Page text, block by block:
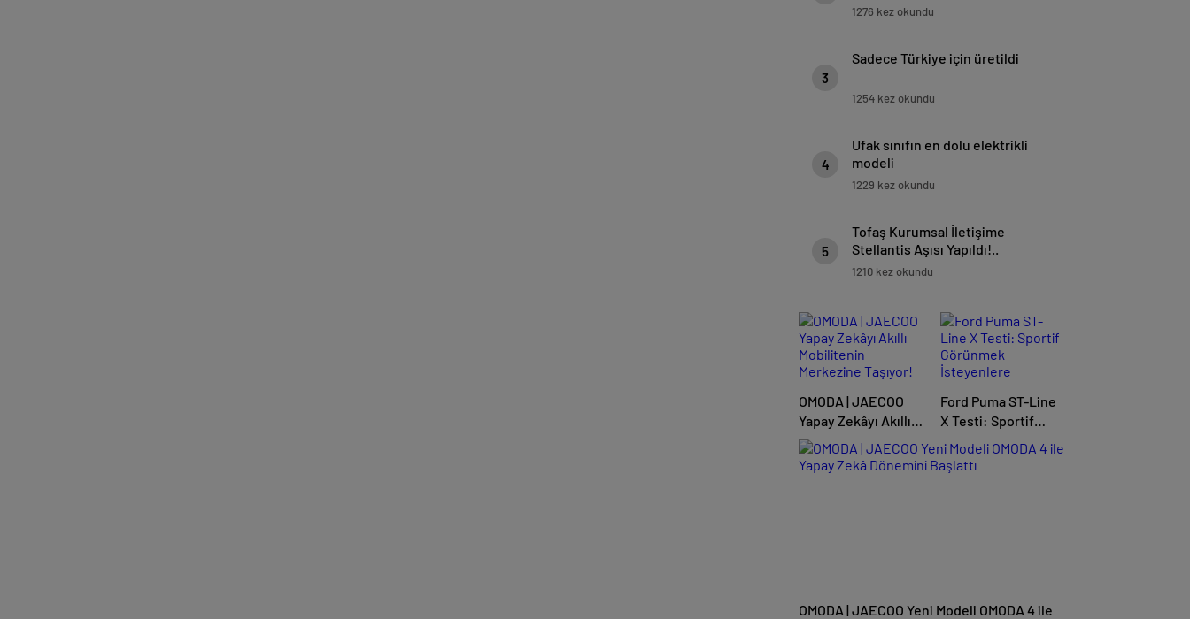
1276 kez okundu
3
Sadece Türkiye için üretildi
1254 kez okundu
4
Ufak sınıfın en dolu elektrikli
modeli
1229 kez okundu
5
Tofaş Kurumsal İletişime
Stellantis Aşısı Yapıldı!..
1210 kez okundu
OMODA | JAECOO
Yapay Zekâyı Akıllı
Mobilitenin
Merkezine Taşıyor!
Ford Puma ST-Line
X Testi: Sportif
Görünmek
İsteyenlere
OMODA | JAECOO Yeni Modeli OMODA 4 ile